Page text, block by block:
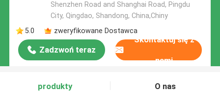
Shenzhen Road and Shanghai Road, Pingdu
City, Qingdao, Shandong, China,Chiny
5.0
zweryfikowane Dostawca
Zadzwoń teraz
Skontaktuj się z
nami
produkty O nas